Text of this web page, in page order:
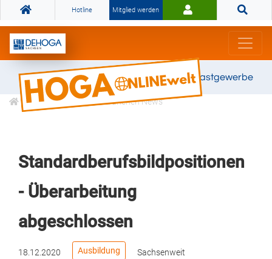
Hotline Mitglied werden
Gemeinsam stark für das Gastgewerbe
Informationen Branchen News
Standardberufsbildpositionen
- Überarbeitung
abgeschlossen
18.12.2020 Ausbildung Sachsenweit